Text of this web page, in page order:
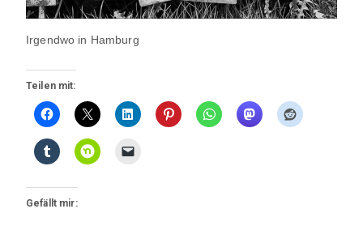
Irgendwo in Hamburg
Teilen mit:
Gefällt mir: